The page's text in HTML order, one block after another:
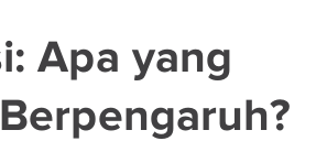
Apa yang